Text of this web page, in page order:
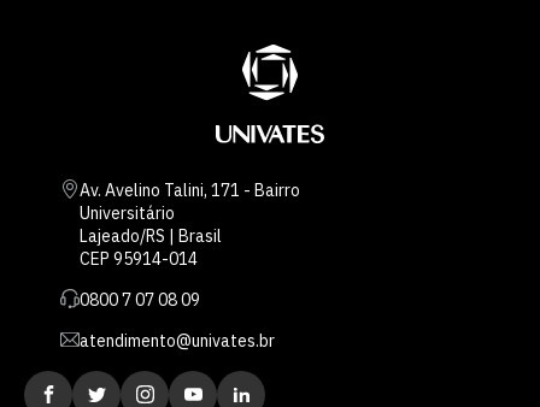
Av. Avelino Talini, 171 - Bairro
Universitário
Lajeado/RS | Brasil
CEP 95914-014
0800 7 07 08 09
atendimento@univates.br